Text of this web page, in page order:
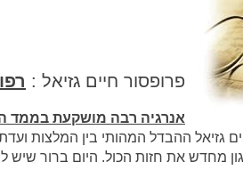
פרופסור חיים גזיאל :
אנרגיה רבה מושקעת בממד
גזיאל ההבדל המהותי בין המלצות
מחדש את חזות הכול. היום ברור